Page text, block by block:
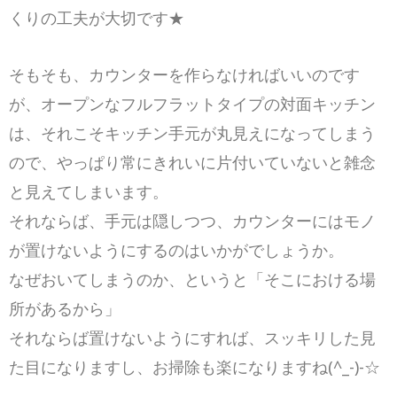
くりの工夫が大切です★
そもそも、カウンターを作らなければいいのです
が、オープンなフルフラットタイプの対面キッチン
は、それこそキッチン手元が丸見えになってしまう
ので、やっぱり常にきれいに片付いていないと雑念
と見えてしまいます。
それならば、手元は隠しつつ、カウンターにはモノ
が置けないようにするのはいかがでしょうか。
なぜおいてしまうのか、というと「そこにおける場
所があるから」
それならば置けないようにすれば、スッキリした見
た目になりますし、お掃除も楽になりますね(^_-)-☆